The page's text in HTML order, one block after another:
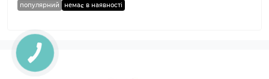
популярний немає в наявності